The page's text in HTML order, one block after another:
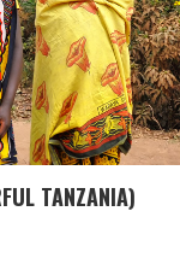
TANZANIA)